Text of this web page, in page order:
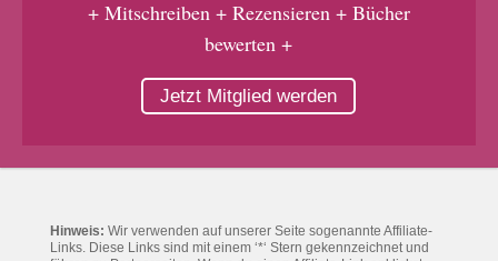
+ Mitschreiben + Rezensieren + Bücher
bewerten +
Jetzt Mitglied werden
Hinweis: Wir verwenden auf unserer Seite sogenannte Affiliate-
Links. Diese Links sind mit einem ‘*‘ Stern gekennzeichnet und